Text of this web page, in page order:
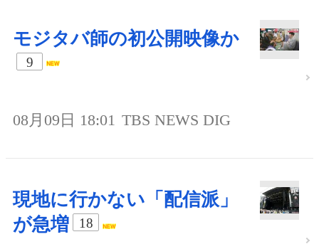
モジタバ師の初公開映像か
9
08月09日 18:01 TBS NEWS DIG
現地に行かない「配信派」
が急増
18